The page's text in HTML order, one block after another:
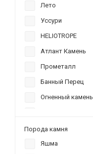
Лето
Уссури
HELIOTROPE
Атлант Камень
Прометалл
Банный Перец
Огненный камень
Гефест
Скорпион
Порода камня
Яшма